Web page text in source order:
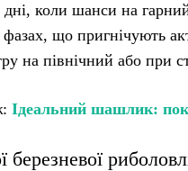
коли шанси на
фазах, що пригнічують
на північний або при
Ідеальний шашлик: